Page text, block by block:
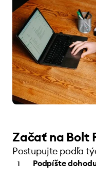
Začať na Bolt
Postupujte podľa
Podpíšte